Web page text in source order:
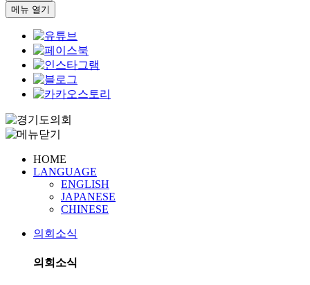
메뉴 열기
HOME
LANGUAGE
ENGLISH
JAPANESE
CHINESE
의회소식
의회소식